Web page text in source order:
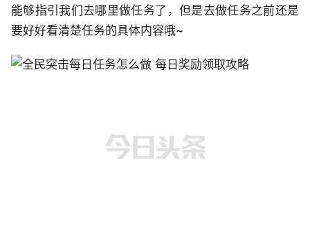
能够指引我们去哪里做任务了，但是去做任务之前还是
要好好看清楚任务的具体内容哦~